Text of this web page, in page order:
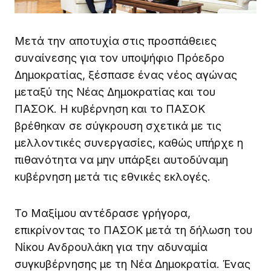
Μετά την αποτυχία στις προσπάθειες
συναίνεσης για τον υποψήφιο Πρόεδρο
Δημοκρατίας, ξέσπασε ένας νέος αγώνας
μεταξύ της Νέας Δημοκρατίας και του
ΠΑΣΟΚ. Η κυβέρνηση και το ΠΑΣΟΚ
βρέθηκαν σε σύγκρουση σχετικά με τις
μελλοντικές συνεργασίες, καθώς υπήρχε η
πιθανότητα να μην υπάρξει αυτοδύναμη
κυβέρνηση μετά τις εθνικές εκλογές.
Το Μαξίμου αντέδρασε γρήγορα,
επικρίνοντας το ΠΑΣΟΚ μετά τη δήλωση του
Νίκου Ανδρουλάκη για την αδυναμία
συγκυβέρνησης με τη Νέα Δημοκρατία. Ένας